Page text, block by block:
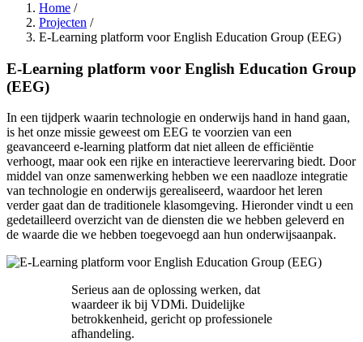
Home /
Projecten /
E-Learning platform voor English Education Group (EEG)
E-Learning platform voor English Education Group
(EEG)
In een tijdperk waarin technologie en onderwijs hand in hand gaan,
is het onze missie geweest om EEG te voorzien van een
geavanceerd e-learning platform dat niet alleen de efficiëntie
verhoogt, maar ook een rijke en interactieve leerervaring biedt. Door
middel van onze samenwerking hebben we een naadloze integratie
van technologie en onderwijs gerealiseerd, waardoor het leren
verder gaat dan de traditionele klasomgeving. Hieronder vindt u een
gedetailleerd overzicht van de diensten die we hebben geleverd en
de waarde die we hebben toegevoegd aan hun onderwijsaanpak.
Serieus aan de oplossing werken, dat
waardeer ik bij VDMi. Duidelijke
betrokkenheid, gericht op professionele
afhandeling.